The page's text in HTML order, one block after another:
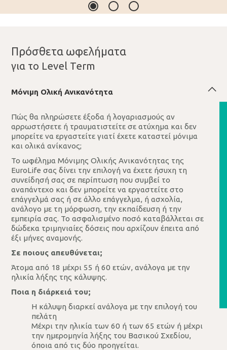
Πρόσθετα ωφελήματα
για το Level Term
Μόνιμη Oλική Ανικανότητα
Πώς θα πληρώσετε έξοδα ή λογαριασμούς αν
αρρωστήσετε ή τραυματιστείτε σε ατύχημα και δεν
μπορείτε να εργαστείτε γιατί έχετε καταστεί μόνιμα
και ολικά ανίκανος;
Το ωφέλημα Μόνιμης Ολικής Ανικανότητας της
EuroLife σας δίνει την επιλογή να έχετε ήσυχη τη
συνείδησή σας σε περίπτωση που συμβεί το
αναπάντεχο και δεν μπορείτε να εργαστείτε στο
επάγγελμά σας ή σε άλλο επάγγελμα, ή ασχολία,
ανάλογο με τη μόρφωση, την εκπαίδευση ή την
εμπειρία σας. Το ασφαλισμένο ποσό καταβάλλεται σε
δώδεκα τριμηνιαίες δόσεις που αρχίζουν έπειτα από
έξι μήνες αναμονής.
Σε ποιους απευθύνεται;
Άτομα από 18 μέχρι 55 ή 60 ετών, ανάλογα με την
ηλικία λήξης της κάλυψης.
Ποια η διάρκειά του;
Η κάλυψη διαρκεί ανάλογα με την επιλογή του
πελάτη
Μέχρι την ηλικία των 60 ή των 65 ετών ή μέχρι
την ημερομηνία λήξης του Βασικού Σχεδίου,
όποια από τις δύο προηγείται.